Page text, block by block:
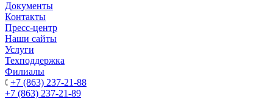
Документы
Контакты
Пресс-центр
Наши сайты
Услуги
Техподдержка
Филиалы
+7 (863) 237-21-88
+7 (863) 237-21-89